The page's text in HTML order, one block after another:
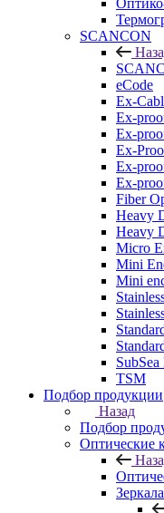
SCANCON
eCode
Ex-
Ex-
Ex-
Ex-
Ex-
Ex-
Fiber
Heavy
Heavy
Micro
Mini
Mini
TSM
Подбор продукции
Назад
Подбор
Оптические
Зеркала